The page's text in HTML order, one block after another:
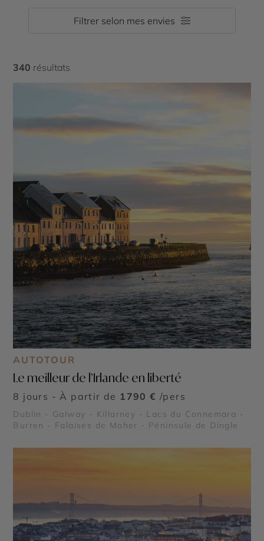
Filtrer selon mes envies
340 résultats
AUTOTOUR
Le meilleur de l’Irlande en liberté
8 jours - À partir de 1790 € /pers
Dublin - Galway - Killarney - Lacs du Connemara -
Burren - Falaises de Moher - Péninsule de Dingle